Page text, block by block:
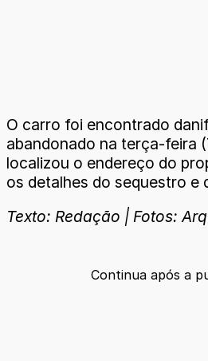
O carro foi encontrado
abandonado na terça-feira
localizou o endereço do
os detalhes do sequestro e
Texto: Redação | Fotos:
Continua após a